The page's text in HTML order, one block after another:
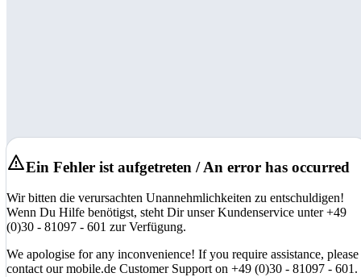
Ein Fehler ist aufgetreten / An error has occurred
Wir bitten die verursachten Unannehmlichkeiten zu entschuldigen!
Wenn Du Hilfe benötigst, steht Dir unser Kundenservice unter +49
(0)30 - 81097 - 601 zur Verfügung.
We apologise for any inconvenience! If you require assistance, please
contact our mobile.de Customer Support on +49 (0)30 - 81097 - 601.